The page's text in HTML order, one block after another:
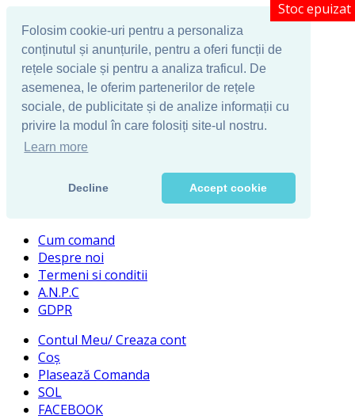
Folosim cookie-uri pentru a personaliza
conținutul și anunțurile, pentru a oferi funcții de
rețele sociale și pentru a analiza traficul. De
asemenea, le oferim partenerilor de rețele
sociale, de publicitate și de analize informații cu
privire la modul în care folosiți site-ul nostru.
Learn more
Decline Accept cookie
Cum comand
Despre noi
Termeni si conditii
A.N.P.C
GDPR
Contul Meu/ Creaza cont
Coș
Plasează Comanda
SOL
FACEBOOK
Stoc epuizat
Stoc epuizat
Stoc epuizat
Stoc epuizat
Stoc epuizat
Stoc epuizat